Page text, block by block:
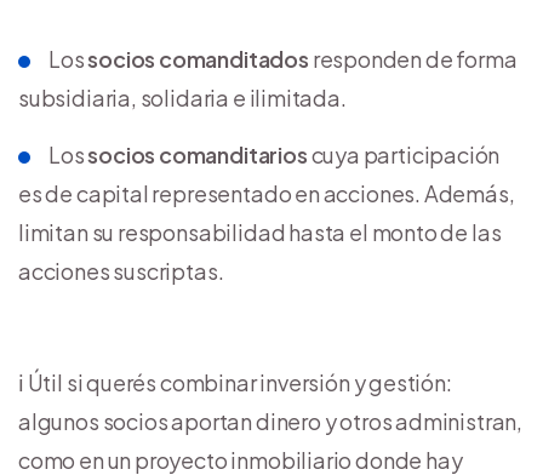
Lossocios comanditados responden de forma
subsidiaria, solidaria e ilimitada.
Lossocios comanditarioscuya participación
es de capital representado en acciones. Además,
limitan su responsabilidad hasta el monto de las
acciones suscriptas.
ℹ️ Útil si querés combinar inversión y gestión:
algunos socios aportan dinero y otros administran,
como en un proyecto inmobiliario donde hay